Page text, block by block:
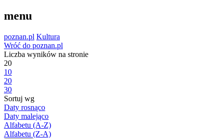
menu
poznan.pl Kultura
Wróć do poznan.pl
Liczba wyników na stronie
20
10
20
30
Sortuj wg
Daty rosnąco
Daty malejąco
Alfabetu (A-Z)
Alfabetu (Z-A)